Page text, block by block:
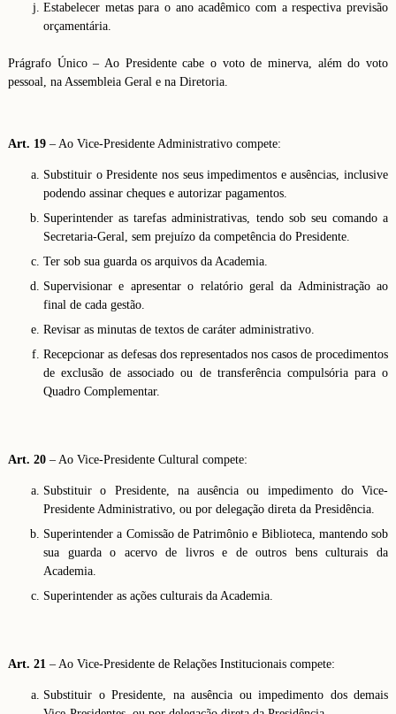
Estabelecer metas para o ano acadêmico com a respectiva previsão
orçamentária.
Prágrafo Único – Ao Presidente cabe o voto de minerva, além do voto
pessoal, na Assembleia Geral e na Diretoria.
Art. 19 – Ao Vice-Presidente Administrativo compete:
Substituir o Presidente nos seus impedimentos e ausências, inclusive
podendo assinar cheques e autorizar pagamentos.
Superintender as tarefas administrativas, tendo sob seu comando a
Secretaria-Geral, sem prejuízo da competência do Presidente.
Ter sob sua guarda os arquivos da Academia.
Supervisionar e apresentar o relatório geral da Administração ao
final de cada gestão.
Revisar as minutas de textos de caráter administrativo.
Recepcionar as defesas dos representados nos casos de procedimentos
de exclusão de associado ou de transferência compulsória para o
Quadro Complementar.
Art. 20 – Ao Vice-Presidente Cultural compete:
Substituir o Presidente, na ausência ou impedimento do Vice-
Presidente Administrativo, ou por delegação direta da Presidência.
Superintender a Comissão de Patrimônio e Biblioteca, mantendo sob
sua guarda o acervo de livros e de outros bens culturais da
Academia.
Superintender as ações culturais da Academia.
Art. 21 – Ao Vice-Presidente de Relações Institucionais compete:
Substituir o Presidente, na ausência ou impedimento dos demais